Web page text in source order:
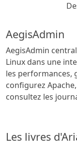
AegisAdmin
AegisAdmin
Linux dans une
les performances,
configurez
consultez les
Les livres